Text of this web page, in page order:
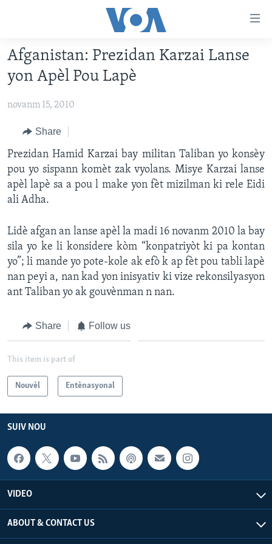
Skip
to
main
Skip
Navigation
Skip
to
Search
AYITI
LÈZETAZINI
AMERIK LATIN
ENTÈNASYONAL
VIDEO
FLASHPOINT IKRÈN
Learning English
SUIV NOU
Languages
Afganistan: Prezidan Karzai Lanse
yon Apèl Pou Lapè
novanm 15, 2010
Share
Prezidan Hamid Karzai bay militan Taliban yo konsèy
pou yo sispann komèt zak vyolans. Misye Karzai lanse
apèl lapè sa a pou l make yon fèt mizilman ki rele Eidi
ali Adha.
Lidè afgan an lanse apèl la madi 16 novanm 2010 la bay
sila yo ke li konsidere kòm “konpatriyòt ki pa kontan
yo”; li mande yo pote-kole ak efò k ap fèt pou tabli lapè
nan peyi a, nan kad yon inisyativ ki vize rekonsilyasyon
ant Taliban yo ak gouvènman n nan.
Share Follow us
This item is part of
Nouvèl Entènasyonal
SUIV NOU
VIDEO
ABOUT & CONTACT US